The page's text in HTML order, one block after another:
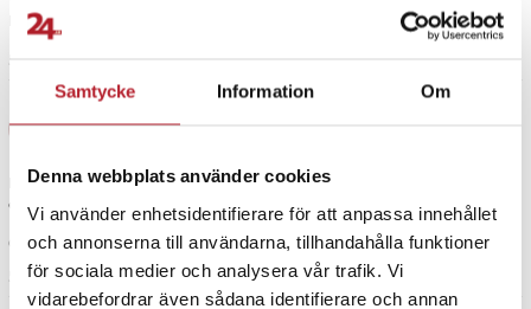
Samtycke Information Om
Denna webbplats använder cookies
Vi använder enhetsidentifierare för att anpassa innehållet
och annonserna till användarna, tillhandahålla funktioner
för sociala medier och analysera vår trafik. Vi
vidarebefordrar även sådana identifierare och annan
Kvalitén på den var "ok" rätt flimsig
5 år sedan
HT
Bra och roligt verktyg för träning. Vikten säkerställer att du får önskad
effekt.
Översatt från danska • Visa original
5 månader sedan